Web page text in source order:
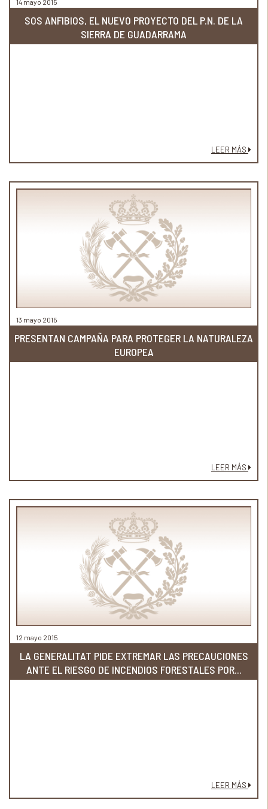
14 mayo 2015
SOS ANFIBIOS, EL NUEVO PROYECTO DEL P.N. DE LA
SIERRA DE GUADARRAMA
LEER MÁS
13 mayo 2015
PRESENTAN CAMPAÑA PARA PROTEGER LA NATURALEZA
EUROPEA
LEER MÁS
12 mayo 2015
LA GENERALITAT PIDE EXTREMAR LAS PRECAUCIONES
ANTE EL RIESGO DE INCENDIOS FORESTALES POR...
LEER MÁS